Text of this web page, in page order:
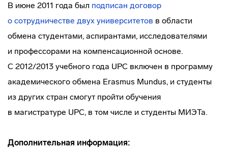
В июне 2011 года был подписан договор
о сотрудничестве двух университетов в области
обмена студентами, аспирантами, исследователями
и профессорами на компенсационной основе.
С 2012/2013 учебного года UPC включен в программу
академического обмена Erasmus Mundus, и студенты
из других стран смогут пройти обучения
в магистратуре UPC, в том числе и студенты МИЭТа.
Дополнительная информация: